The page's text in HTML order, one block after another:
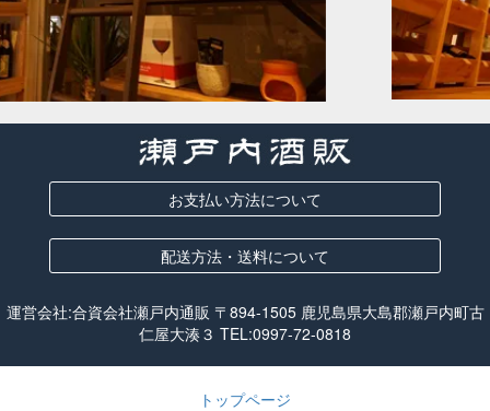
お支払い方法について
配送方法・送料について
運営会社:合資会社瀬戸内通販 〒894-1505 鹿児島県大島郡瀬戸内町古
仁屋大湊３ TEL:0997-72-0818
トップページ